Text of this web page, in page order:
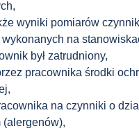
wyniki pomiarów
na
był zatrudniony,
pracownika środki
na czynniki o
(alergenów),